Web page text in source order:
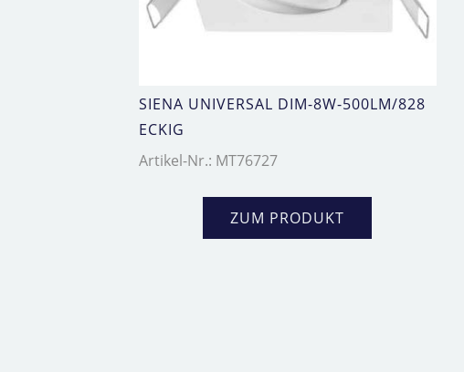
SIENA UNIVERSAL DIM-8W-500LM/828
ECKIG
Artikel-Nr.: MT76727
ZUM PRODUKT